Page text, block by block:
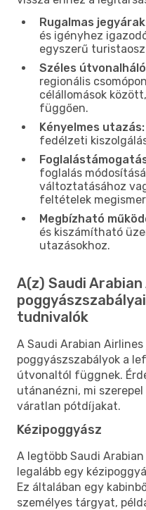
Rugalmas
és igényhez
egyszerű
Széles
regionális
célállomások
függően.
Kényelmes utazás:
fedélzeti
foglalás
változtatásához
feltételek
Megbízható
és kiszámítható
utazásokhoz.
A(z) Saudi
tudnivalók
A Saudi Arabian
poggyászszabályok a
útvonaltól függnek.
utánanézni, mi
váratlan pótdíjakat.
Kézipoggyász
A legtöbb Saudi
legalább egy
Ez általában egy
személyes tárgyat,